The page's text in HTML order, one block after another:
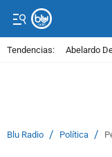
Tendencias: Abelardo
Blu Radio / Política /